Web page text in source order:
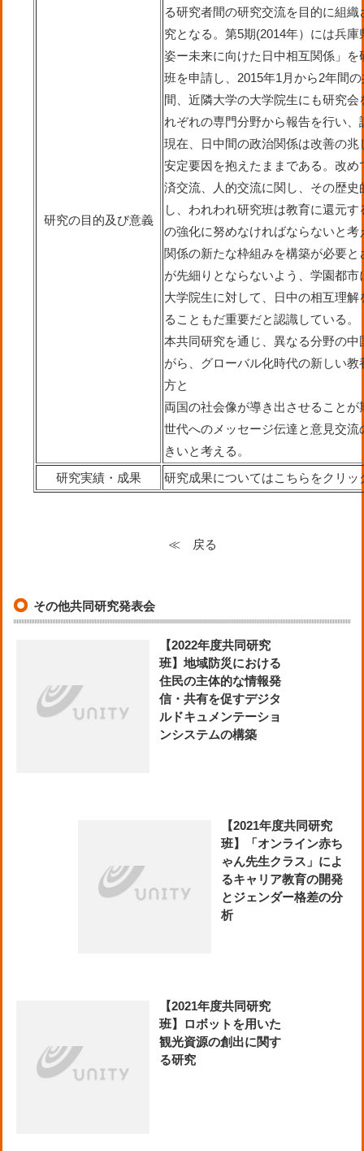
研究の目的及び意義
る研究者間の研究交流を目的に組
究となる。第5期(2014年）には兵
姿ー未来に向けた日中相互関係」
班を申請し、2015年1月から2年間
間、近隣大学の大学院生にも研究
れぞれの専門分野から報告を行い
現在、日中間の政治関係は改善の
安定要因を抱えたままである。改
済交流、人的交流に関し、その歴
し、われわれ研究班は教育に還元
の強化に努めなければならないと
関係の新たな枠組みを構築が必要
が先細りとならないよう、学園都
大学院生に対して、日中の相互理
ることもだ重要だと認識している。
本共同研究を通じ、異なる分野の
がら、グローバル化時代の新しい
方と
両国の社会像が導き出させること
世代へのメッセージ伝達と意見交
きいと考える。
研究実績・成果
研究成果についてはこちらをクリ
≪ 戻る
その他共同研究発表会
【2022年度共同研究
班】地域防災における
住民の主体的な情報発
信・共有を促すデジタ
ルドキュメンテーショ
ンシステムの構築
【2021年度共同研究
班】「オンライン赤ち
ゃん先生クラス」によ
るキャリア教育の開発
とジェンダー格差の分
析
【2021年度共同研究
班】ロボットを用いた
観光資源の創出に関す
る研究